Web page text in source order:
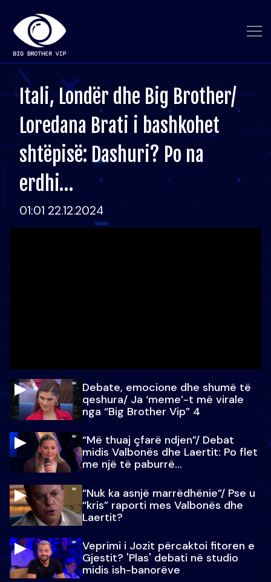
Itali, Londër dhe Big Brother/
Loredana Brati i bashkohet
shtëpisë: Dashuri? Po na
erdhi…
01:01 22.12.2024
Debate, emocione dhe shumë të
qeshura/ Ja ‘meme’-t më virale
nga “Big Brother Vip” 4
“Më thuaj çfarë ndjen”/ Debat
midis Valbonës dhe Laertit: Po flet
me një të paburrë...
“Nuk ka asnjë marrëdhënie”/ Pse u
“kris” raporti mes Valbonës dhe
Laertit?
Veprimi i Jozit përcaktoi fitoren e
Gjestit? 'Plas' debati në studio
midis ish-banorëve